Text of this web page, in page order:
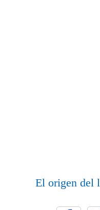
El origen del